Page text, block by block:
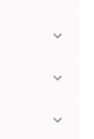
opciones sin
número de